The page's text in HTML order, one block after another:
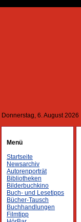
Donnerstag, 6. August 2026
Menü
Startseite
Newsarchiv
Autorenporträt
Bibliotheken
Bilderbuchkino
Buch- und Lesetipps
Bücher-Tausch
Buchhandlungen
Filmtipp